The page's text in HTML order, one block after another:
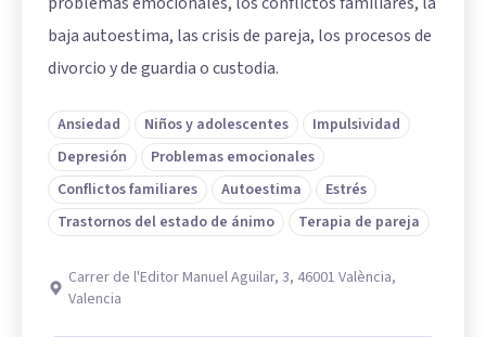
baja autoestima, las crisis de pareja, los procesos de
divorcio y de guardia o custodia.
Ansiedad Niños y adolescentes
Impulsividad
Depresión
Problemas emocionales
Conflictos familiares
Autoestima
Estrés
Trastornos del estado de ánimo
Terapia de pareja
Carrer de l'Editor Manuel Aguilar, 3, 46001 València,
Valencia